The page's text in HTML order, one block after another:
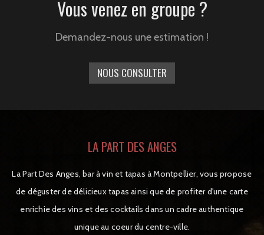
Vous venez en groupe ?
Demandez-nous une estimation !
NOUS CONSULTER
LA PART DES ANGES
La Part Des Anges, bar à vin et tapas à Montpellier, vous propose
de déguster de délicieux tapas ainsi que de profiter d'une carte
enrichie des vins et des cocktails dans un cadre authentique
unique au coeur du centre-ville.